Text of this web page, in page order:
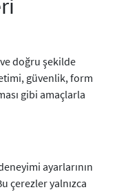
doğru şekilde
güvenlik, form
gibi amaçlarla
ayarlarının
çerezler yalnızca